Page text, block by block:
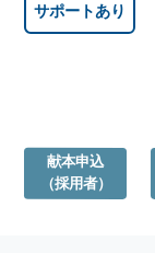
サポートあり
献本申込
（採用者）